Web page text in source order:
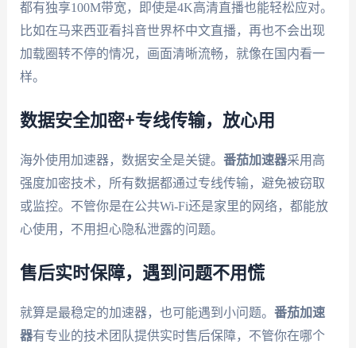
都有独享100M带宽，即使是4K高清直播也能轻松应对。
比如在马来西亚看抖音世界杯中文直播，再也不会出现
加载圈转不停的情况，画面清晰流畅，就像在国内看一
样。
数据安全加密+专线传输，放心用
海外使用加速器，数据安全是关键。 番茄加速器采用高
强度加密技术，所有数据都通过专线传输，避免被窃取
或监控。不管你是在公共Wi-Fi还是家里的网络，都能放
心使用，不用担心隐私泄露的问题。
售后实时保障，遇到问题不用慌
就算是最稳定的加速器，也可能遇到小问题。 番茄加速
器有专业的技术团队提供实时售后保障，不管你在哪个